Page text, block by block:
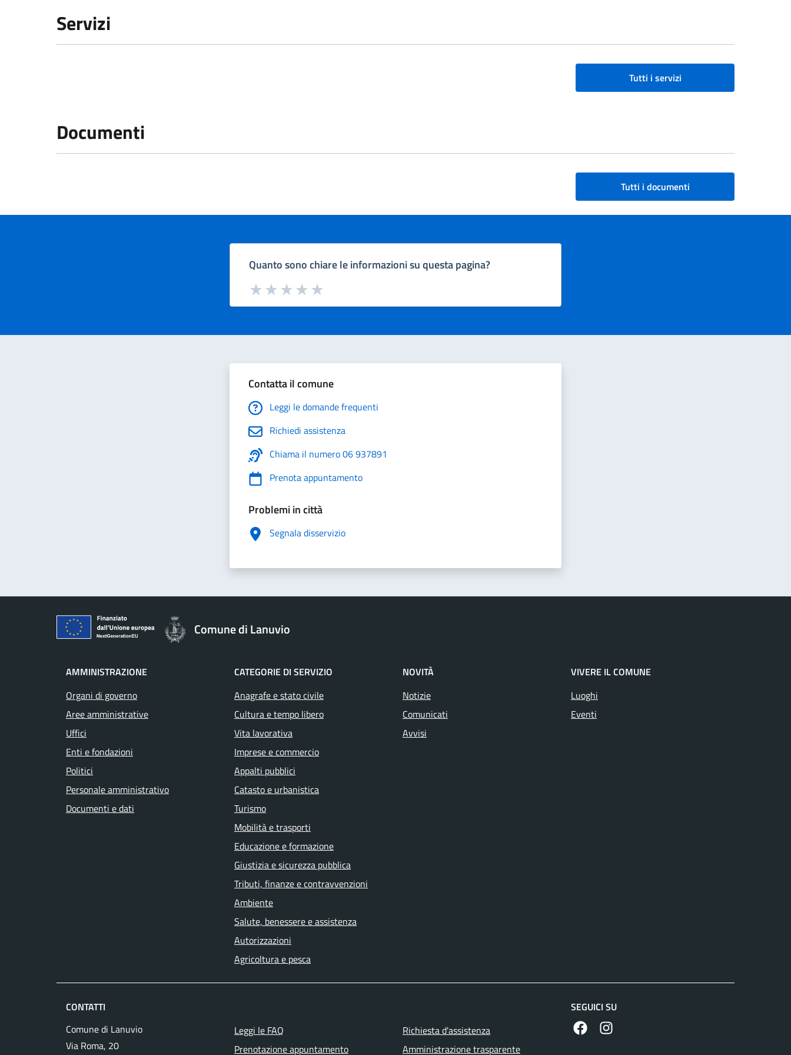
Servizi
Tutti i servizi
Documenti
Tutti i documenti
Quanto sono chiare le informazioni su questa pagina?
Valuta da 1 a 5 stelle la pagina
Valuta 5 stelle su 5
Valuta 4 stelle su 5
Valuta 3 stelle su 5
Valuta 2 stelle su 5
Valuta 1 stelle su 5
Contatta il comune
Leggi le domande frequenti
Richiedi assistenza
Chiama il numero 06 937891
Prenota appuntamento
Problemi in città
Segnala disservizio
Comune di Lanuvio
AMMINISTRAZIONE
Organi di governo
Aree amministrative
Uffici
Enti e fondazioni
Politici
Personale amministrativo
Documenti e dati
CATEGORIE DI SERVIZIO
Anagrafe e stato civile
Cultura e tempo libero
Vita lavorativa
Imprese e commercio
Appalti pubblici
Catasto e urbanistica
Turismo
Mobilità e trasporti
Educazione e formazione
Giustizia e sicurezza pubblica
Tributi, finanze e contravvenzioni
Ambiente
Salute, benessere e assistenza
Autorizzazioni
Agricoltura e pesca
NOVITÀ
Notizie
Comunicati
Avvisi
VIVERE IL COMUNE
Luoghi
Eventi
CONTATTI
Comune di Lanuvio
Via Roma, 20
Leggi le FAQ
Prenotazione appuntamento
Richiesta d'assistenza
Amministrazione trasparente
SEGUICI SU
https://www.facebook.com/comunedilanuvio/